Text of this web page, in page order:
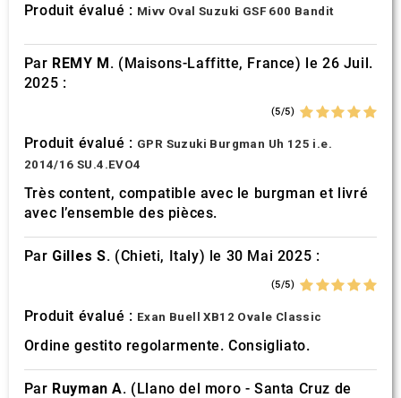
Produit évalué : Mivv Oval Suzuki GSF 600 Bandit
Par REMY M. (Maisons-Laffitte, France) le 26 Juil.
2025 :
(5/5)
Produit évalué : GPR Suzuki Burgman Uh 125 i.e.
2014/16 SU.4.EVO4
Très content, compatible avec le burgman et livré
avec l’ensemble des pièces.
Par Gilles S. (Chieti, Italy) le 30 Mai 2025 :
(5/5)
Produit évalué : Exan Buell XB12 Ovale Classic
Ordine gestito regolarmente. Consigliato.
Par Ruyman A. (Llano del moro - Santa Cruz de